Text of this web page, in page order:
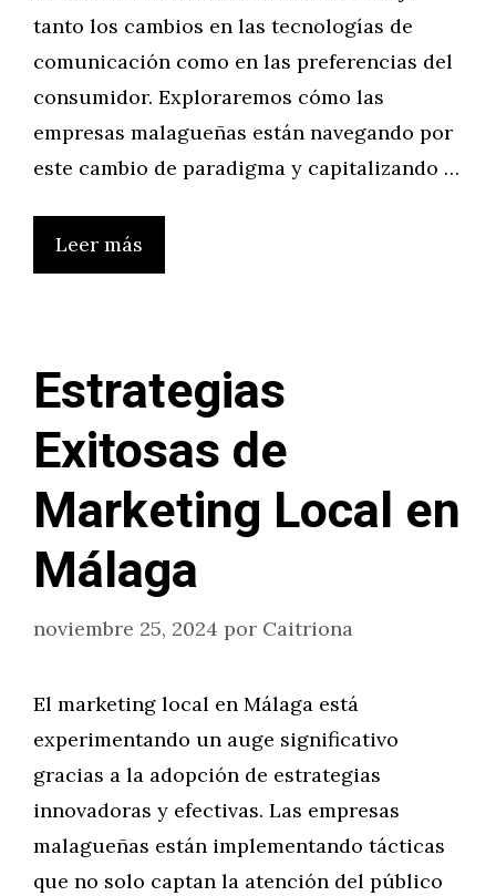
tanto los cambios en las tecnologías de
comunicación como en las preferencias del
consumidor. Exploraremos cómo las
empresas malagueñas están navegando por
este cambio de paradigma y capitalizando …
Leer más
Estrategias
Exitosas de
Marketing Local en
Málaga
noviembre 25, 2024 por Caitriona
El marketing local en Málaga está
experimentando un auge significativo
gracias a la adopción de estrategias
innovadoras y efectivas. Las empresas
malagueñas están implementando tácticas
que no solo captan la atención del público